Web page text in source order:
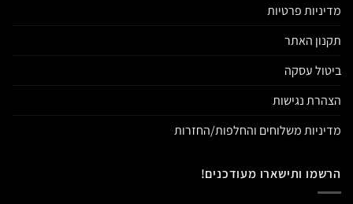
מדיניות פרטיות
תקנון האתר
ביטול עסקה
הצהרת נגישות
מדיניות משלוחים והחלפות/החזרות
הרשמו ותישארו מעודכנים!